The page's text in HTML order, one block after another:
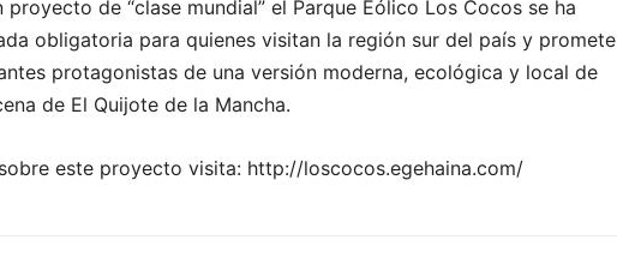
de “clase mundial” el Parque Eólico Los Cocos se ha
obligatoria para quienes visitan la región sur del país y promete
protagonistas de una versión moderna, ecológica y local de
de El Quijote de la Mancha.
este proyecto visita: http://loscocos.egehaina.com/